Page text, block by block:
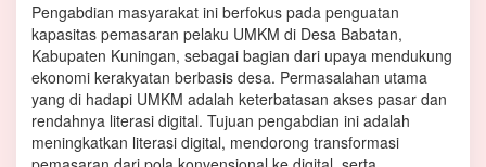
Pengabdian masyarakat ini berfokus pada penguatan
kapasitas pemasaran pelaku UMKM di Desa Babatan,
Kabupaten Kuningan, sebagai bagian dari upaya mendukung
ekonomi kerakyatan berbasis desa. Permasalahan utama
yang di hadapi UMKM adalah keterbatasan akses pasar dan
rendahnya literasi digital. Tujuan pengabdian ini adalah
meningkatkan literasi digital, mendorong transformasi